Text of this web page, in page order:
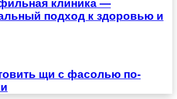
клиника —
подход к здоровью и
щи с фасолью по-